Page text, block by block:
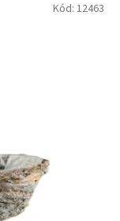
Kód: 12463